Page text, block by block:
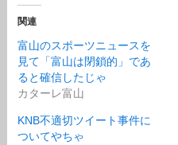
関連
富山のスポーツニュースを
見て「富山は閉鎖的」であ
ると確信したじゃ
カターレ富山
KNB不適切ツイート事件に
ついてやちゃ